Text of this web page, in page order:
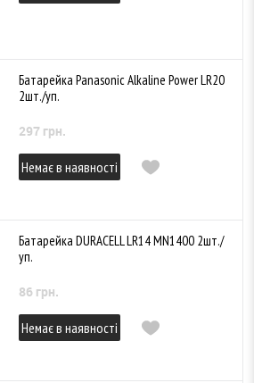
Батарейка Panasonic Alkaline Power LR20
2шт./уп.
297 грн.
Немає в наявності
Батарейка DURACELL LR14 MN1400 2шт./
уп.
86 грн.
Немає в наявності